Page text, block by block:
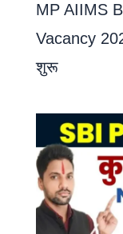
MP AIIMS
Vacancy
शुरू